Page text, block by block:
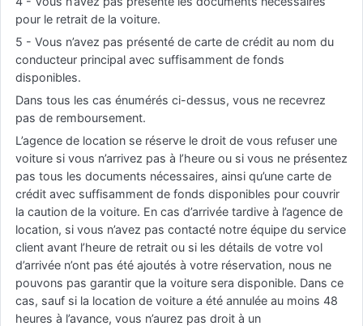
pour le retrait de la voiture.
5 - Vous n’avez pas présenté de carte de crédit au nom du
conducteur principal avec suffisamment de fonds
disponibles.
Dans tous les cas énumérés ci-dessus, vous ne recevrez
pas de remboursement.
L’agence de location se réserve le droit de vous refuser une
voiture si vous n’arrivez pas à l’heure ou si vous ne présentez
pas tous les documents nécessaires, ainsi qu’une carte de
crédit avec suffisamment de fonds disponibles pour couvrir
la caution de la voiture. En cas d’arrivée tardive à l’agence de
location, si vous n’avez pas contacté notre équipe du service
client avant l’heure de retrait ou si les détails de votre vol
d’arrivée n’ont pas été ajoutés à votre réservation, nous ne
pouvons pas garantir que la voiture sera disponible. Dans ce
cas, sauf si la location de voiture a été annulée au moins 48
heures à l’avance, vous n’aurez pas droit à un